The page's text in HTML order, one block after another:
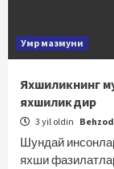
Умр мазмуни
Яхшиликнинг
яхшиликдир
3 yil oldin Behzod
Шундай
яхши